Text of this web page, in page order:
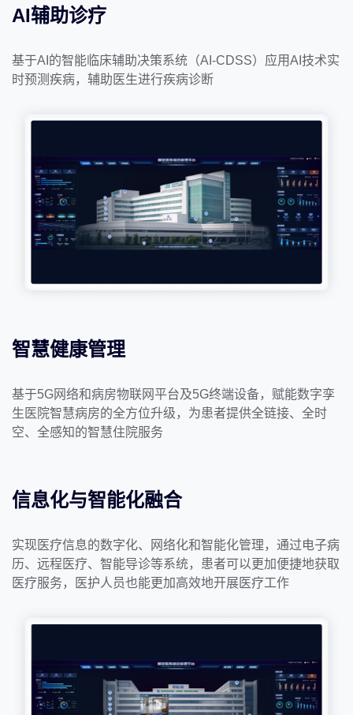
AI辅助诊疗
基于AI的智能临床辅助决策系统（AI-CDSS）应用AI技术实
时预测疾病，辅助医生进行疾病诊断
智慧健康管理
基于5G网络和病房物联网平台及5G终端设备，赋能数字孪
生医院智慧病房的全方位升级，为患者提供全链接、全时
空、全感知的智慧住院服务
信息化与智能化融合
实现医疗信息的数字化、网络化和智能化管理，通过电子病
历、远程医疗、智能导诊等系统，患者可以更加便捷地获取
医疗服务，医护人员也能更加高效地开展医疗工作